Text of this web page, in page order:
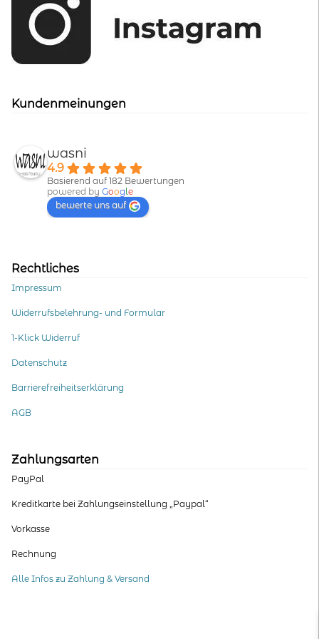
Kundenmeinungen
wasni
4.9
Basierend auf 182 Bewertungen
powered by Goog le
bewerte uns auf
Rechtliches
Impressum
Widerrufsbelehrung- und Formular
1-Klick Widerruf
Datenschutz
Barrierefreiheitserklärung
AGB
Zahlungsarten
PayPal
Kreditkarte bei Zahlungseinstellung „Paypal“
Vorkasse
Rechnung
Alle Infos zu Zahlung & Versand